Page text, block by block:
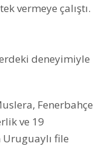
vermeye çalıştı.
deneyimiyle
Fenerbahçe
ve 19
file